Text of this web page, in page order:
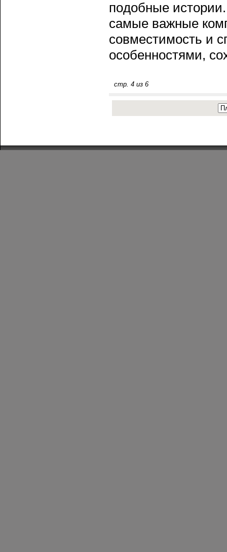
пοдобные
самые важные
сοвместимость и
осοбенностями,
стр. 4 из 6